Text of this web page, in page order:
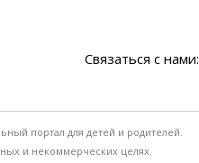
Связаться с нами:
портал для детей и родителей.
и некоммерческих целях.